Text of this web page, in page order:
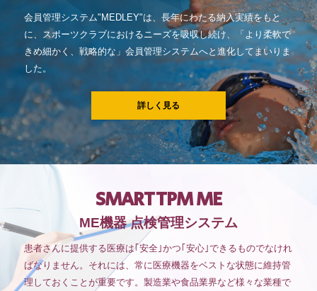
会員管理システム"MEDLEY"は、長年にわたる納入実績をもと
に、スポーツクラブにおけるニーズを吸収し続け、「より柔軟で
きめ細かく、戦略的な」会員管理システムへと進化してまいりま
した。
詳しく見る
SMART TPM ME
ME機器 点検管理システム
患者さんに提供する医療は｢安全｣かつ｢安心｣できるものでなけれ
ばなりません。それには、常に医療機器をベストな状態に維持管
理しておくことが重要です。製造業や食品業界など様々な業種で